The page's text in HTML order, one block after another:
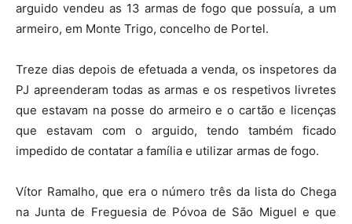
arguido vendeu as 13 armas de fogo que possuía, a um
armeiro, em Monte Trigo, concelho de Portel.
Treze dias depois de efetuada a venda, os inspetores da
PJ apreenderam todas as armas e os respetivos livretes
que estavam na posse do armeiro e o cartão e licenças
que estavam com o arguido, tendo também ficado
impedido de contatar a família e utilizar armas de fogo.
Vítor Ramalho, que era o número três da lista do Chega
na Junta de Freguesia de Póvoa de São Miguel e que